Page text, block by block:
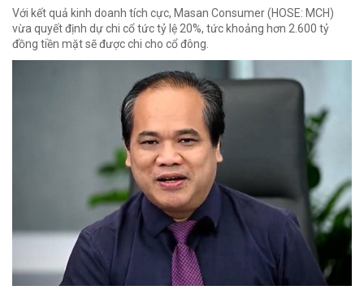
Với kết quả kinh doanh tích cực, Masan Consumer (HOSE: MCH)
vừa quyết định dự chi cổ tức tỷ lệ 20%, tức khoảng hơn 2.600 tỷ
đồng tiền mặt sẽ được chi cho cổ đông.